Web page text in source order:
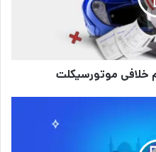
خلافی موتورسیکلت